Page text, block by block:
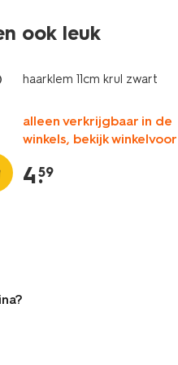
ook leuk
haarklem 11cm krul zwart
alleen verkrijgbaar in de
winkels, bekijk
4.
59